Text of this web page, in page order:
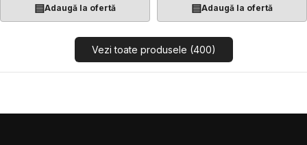
▤Adaugă la ofertă ▤Adaugă la ofertă
Vezi toate produsele (400)